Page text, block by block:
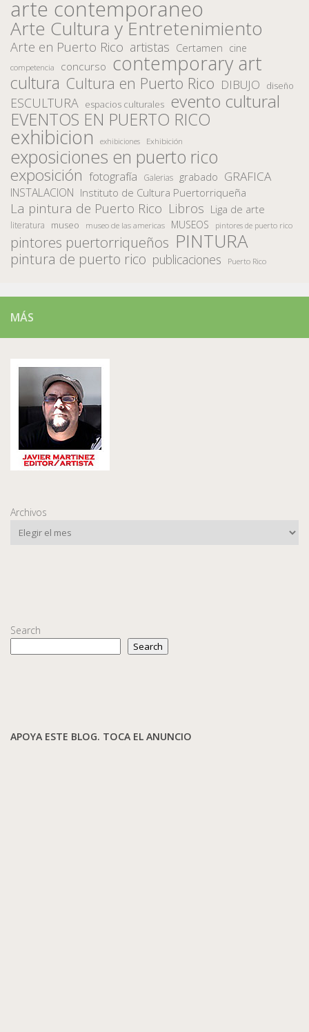
arte contemporaneo
Arte Cultura y Entretenimiento
Arte en Puerto Rico artistas Certamen cine
competencia concurso contemporary art
cultura Cultura en Puerto Rico DIBUJO diseño
ESCULTURA espacios culturales evento cultural
EVENTOS EN PUERTO RICO
exhibicion exhibiciones Exhibición
exposiciones en puerto rico
exposición fotografía Galerias grabado GRAFICA
INSTALACION Instituto de Cultura Puertorriqueña
La pintura de Puerto Rico Libros Liga de arte
literatura museo museo de las americas MUSEOS pintores de puerto rico
pintores puertorriqueños PINTURA
pintura de puerto rico publicaciones Puerto Rico
MÁS
Archivos
Search
Search
APOYA ESTE BLOG. TOCA EL ANUNCIO